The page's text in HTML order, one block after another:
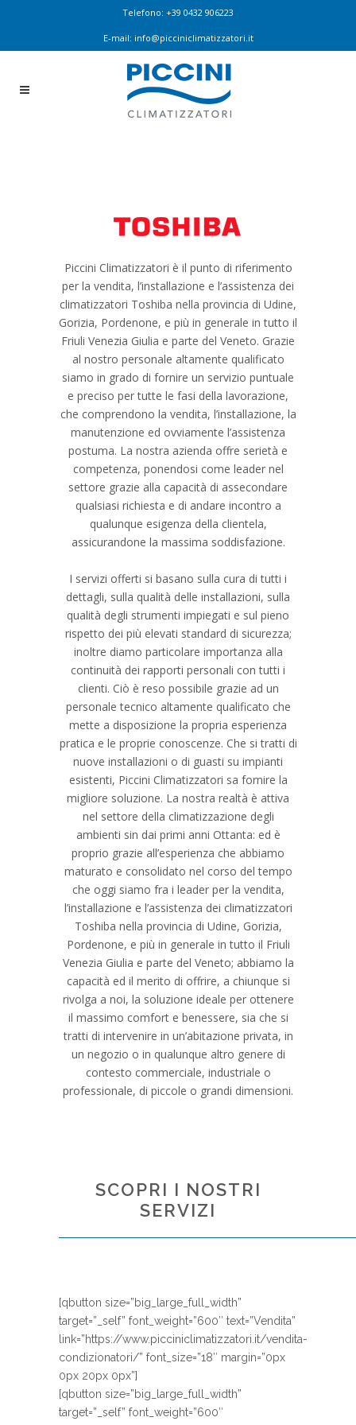
Telefono: +39 0432 906223
E-mail: info@picciniclimatizzatori.it
Piccini Climatizzatori è il punto di riferimento
per la vendita, l’installazione e l’assistenza dei
climatizzatori Toshiba nella provincia di Udine,
Gorizia, Pordenone, e più in generale in tutto il
Friuli Venezia Giulia e parte del Veneto. Grazie
al nostro personale altamente qualificato
siamo in grado di fornire un servizio puntuale
e preciso per tutte le fasi della lavorazione,
che comprendono la vendita, l’installazione, la
manutenzione ed ovviamente l’assistenza
postuma. La nostra azienda offre serietà e
competenza, ponendosi come leader nel
settore grazie alla capacità di assecondare
qualsiasi richiesta e di andare incontro a
qualunque esigenza della clientela,
assicurandone la massima soddisfazione.
I servizi offerti si basano sulla cura di tutti i
dettagli, sulla qualità delle installazioni, sulla
qualità degli strumenti impiegati e sul pieno
rispetto dei più elevati standard di sicurezza;
inoltre diamo particolare importanza alla
continuità dei rapporti personali con tutti i
clienti. Ciò è reso possibile grazie ad un
personale tecnico altamente qualificato che
mette a disposizione la propria esperienza
pratica e le proprie conoscenze. Che si tratti di
nuove installazioni o di guasti su impianti
esistenti, Piccini Climatizzatori sa fornire la
migliore soluzione. La nostra realtà è attiva
nel settore della climatizzazione degli
ambienti sin dai primi anni Ottanta: ed è
proprio grazie all’esperienza che abbiamo
maturato e consolidato nel corso del tempo
che oggi siamo fra i leader per la vendita,
l’installazione e l’assistenza dei climatizzatori
Toshiba nella provincia di Udine, Gorizia,
Pordenone, e più in generale in tutto il Friuli
Venezia Giulia e parte del Veneto; abbiamo la
capacità ed il merito di offrire, a chiunque si
rivolga a noi, la soluzione ideale per ottenere
il massimo comfort e benessere, sia che si
tratti di intervenire in un’abitazione privata, in
un negozio o in qualunque altro genere di
contesto commerciale, industriale o
professionale, di piccole o grandi dimensioni.
SCOPRI I NOSTRI
SERVIZI
[qbutton size=”big_large_full_width”
target=”_self” font_weight=”600″ text=”Vendita”
link=”https://www.picciniclimatizzatori.it/vendita-
condizionatori/” font_size=”18″ margin=”0px
0px 20px 0px”]
[qbutton size=”big_large_full_width”
target=”_self” font_weight=”600″